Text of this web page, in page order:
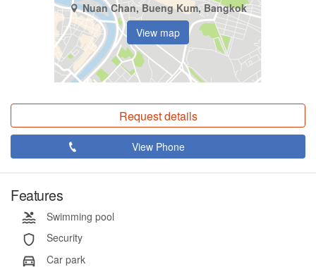
Nuan Chan, Bueng Kum, Bangkok
View map
Request details
View Phone
Features
Swimming pool
Security
Car park